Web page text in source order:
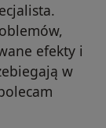
efekty i
w